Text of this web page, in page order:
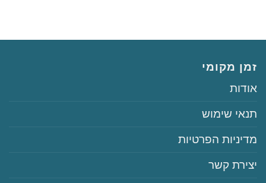
זמן מקומי
‏‏אודות
‏‏תנאי שימוש
‏‏מדיניות הפרטיות
‏יצירת קשר